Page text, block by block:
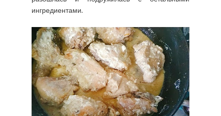
ингредиентами.